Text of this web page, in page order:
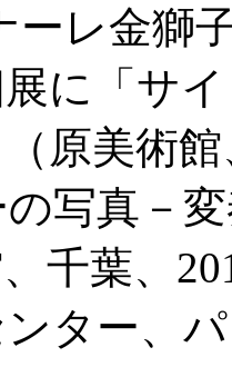
ーレ金獅
に「サ
原美術
写真－
千葉、
ター、